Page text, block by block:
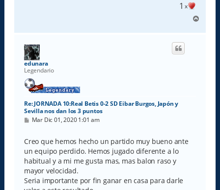
1 x
r
edunara
Legendario
Re: JORNADA 10:Real Betis 0-2 SD Eibar Burgos, Japón y
Sevilla nos dan los 3 puntos
M
s
a
j
e
Mar Dic 01, 2020 1:01 am
Creo que hemos hecho un partido muy bueno ante
un equipo perdido. Hemos jugado diferente a lo
habitual y a mi me gusta mas, mas balon raso y
mayor velocidad.
Seria importante por fin ganar en casa para darle